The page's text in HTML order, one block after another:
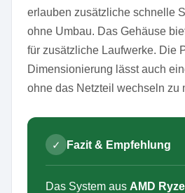
erlauben zusätzliche schnelle
ohne Umbau. Das Gehäuse
für zusätzliche Laufwerke. Die
Dimensionierung lässt auch
ohne das Netzteil wechseln zu
✓ Fazit & Empfehlung
Das System aus AMD